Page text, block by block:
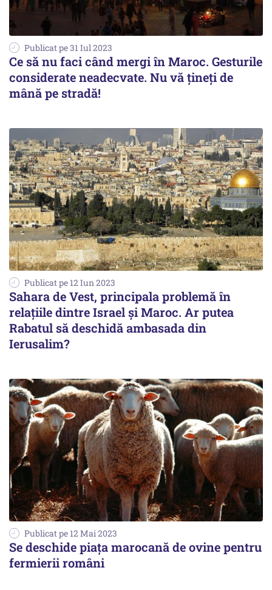
Publicat pe 31 Iul 2023
Ce să nu faci când mergi în Maroc. Gesturile
considerate neadecvate. Nu vă țineți de
mână pe stradă!
Publicat pe 12 Iun 2023
Sahara de Vest, principala problemă în
relațiile dintre Israel şi Maroc. Ar putea
Rabatul să deschidă ambasada din
Ierusalim?
Publicat pe 12 Mai 2023
Se deschide piața marocană de ovine pentru
fermierii români